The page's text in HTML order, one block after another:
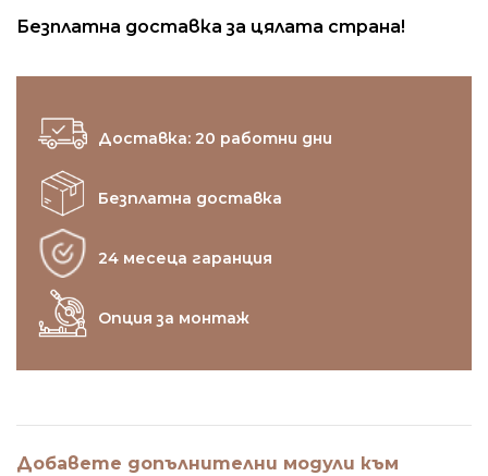
Безплатна доставка за цялата страна!
Доставка: 20 работни дни
Безплатна доставка
24 месеца гаранция
Опция за монтаж
Добавете допълнителни модули към